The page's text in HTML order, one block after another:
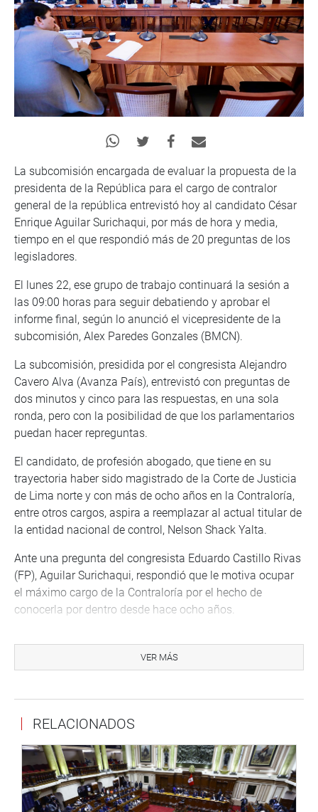
La subcomisión encargada de evaluar la propuesta de la
presidenta de la República para el cargo de contralor
general de la república entrevistó hoy al candidato César
Enrique Aguilar Surichaqui, por más de hora y media,
tiempo en el que respondió más de 20 preguntas de los
legisladores.
El lunes 22, ese grupo de trabajo continuará la sesión a
las 09:00 horas para seguir debatiendo y aprobar el
informe final, según lo anunció el vicepresidente de la
subcomisión, Alex Paredes Gonzales (BMCN).
La subcomisión, presidida por el congresista Alejandro
Cavero Alva (Avanza País), entrevistó con preguntas de
dos minutos y cinco para las respuestas, en una sola
ronda, pero con la posibilidad de que los parlamentarios
puedan hacer repreguntas.
El candidato, de profesión abogado, que tiene en su
trayectoria haber sido magistrado de la Corte de Justicia
de Lima norte y con más de ocho años en la Contraloría,
entre otros cargos, aspira a reemplazar al actual titular de
la entidad nacional de control, Nelson Shack Yalta.
Ante una pregunta del congresista Eduardo Castillo Rivas
(FP), Aguilar Surichaqui, respondió que le motiva ocupar
el máximo cargo de la Contraloría por el hecho de
conocerla por dentro desde hace ocho años.
trabajadores, de las potencialidades de la institución que
no han sido desarrolladas; y lo nuevo que hay que
administración pública”, expresó.
Castillo Rivas inquirió sobre las propuestas que tiene para
superar las deficiencias en la Contraloría. El postulante se
pronunció por la necesidad de hacer un planeamiento que
comprenda capacitación, análisis de las necesidades del
VER MÁS
RELACIONADOS